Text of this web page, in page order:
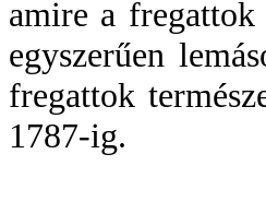
amire a
egyszerűen
fregattok
1787-ig.